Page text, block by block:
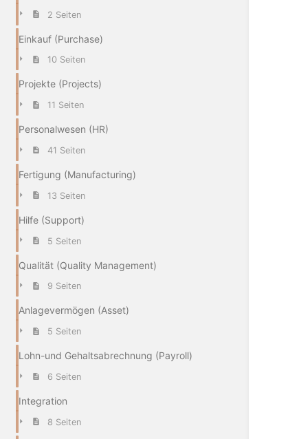
2 Seiten
Einkauf (Purchase)
10 Seiten
Projekte (Projects)
11 Seiten
Personalwesen (HR)
41 Seiten
Fertigung (Manufacturing)
13 Seiten
Hilfe (Support)
5 Seiten
Qualität (Quality Management)
9 Seiten
Anlagevermögen (Asset)
5 Seiten
Lohn-und Gehaltsabrechnung (Payroll)
6 Seiten
Integration
8 Seiten